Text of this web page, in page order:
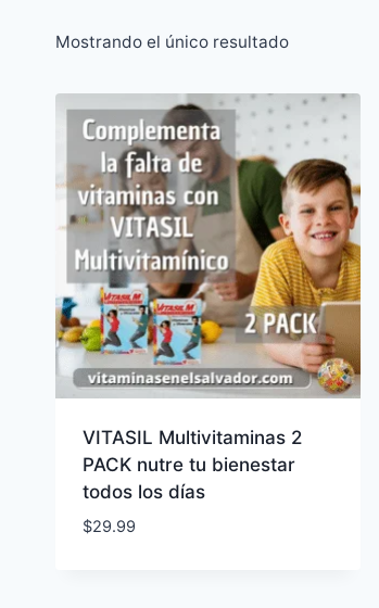
Mostrando el único resultado
VITASIL Multivitaminas 2
PACK nutre tu bienestar
todos los días
$29.99